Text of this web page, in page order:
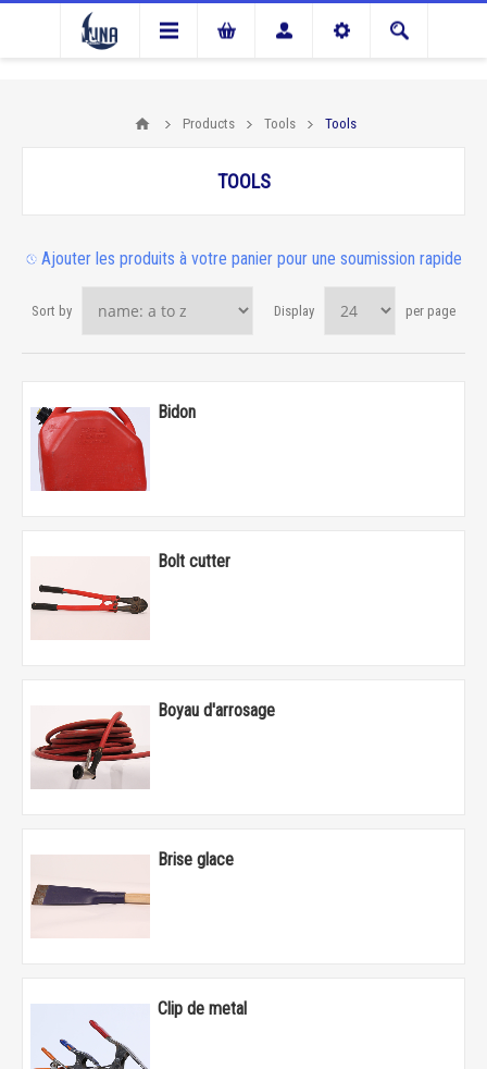
Products Tools Tools
TOOLS
Ajouter les produits à votre panier pour une soumission rapide
Sort by Display per page
Bidon
Bolt cutter
Boyau d'arrosage
Brise glace
Clip de metal